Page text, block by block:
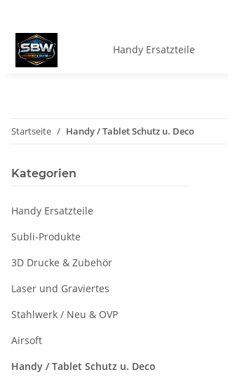
Handy Ersatzteile
Startseite Handy / Tablet Schutz u. Deco
Kategorien
Handy Ersatzteile
Subli-Produkte
3D Drucke & Zubehör
Laser und Graviertes
Stahlwerk / Neu & OVP
Airsoft
Handy / Tablet Schutz u. Deco